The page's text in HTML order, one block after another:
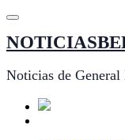
Saltar
contenido
Noticias de